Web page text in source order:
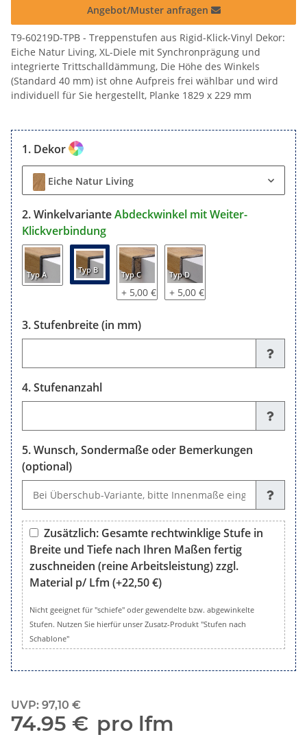
Angebot/Muster anfragen
T9-60219D-TPB - Treppenstufen aus Rigid-Klick-Vinyl Dekor:
Eiche Natur Living, XL-Diele mit Synchronprägung und
integrierte Trittschalldämmung, Die Höhe des Winkels
(Standard 40 mm) ist ohne Aufpreis frei wählbar und wird
individuell für Sie hergestellt, Planke 1829 x 229 mm
Dekor
Eiche Natur Living
WinkelvarianteAbdeckwinkel mit Weiter-
Klickverbindung
Typ A Typ B Typ C
+ 5,00 €
Typ D
+ 5,00 €
Stufenbreite (in mm)
Stufenanzahl
Wunsch, Sondermaße oder Bemerkungen
(optional)
Zusätzlich: Gesamte rechtwinklige Stufe in
Breite und Tiefe nach Ihren Maßen fertig
zuschneiden (reine Arbeitsleistung) zzgl.
Material p/ Lfm (+22,50 €)
Zusätzlich: Gesamte rechtwinklige Stufe in Breite und
Nicht geeignet für "schiefe" oder gewendelte bzw. abgewinkelte
Stufen. Nutzen Sie hierfür unser Zusatz-Produkt "Stufen nach
Schablone"
UVP: 97,10 €
74.95 € pro lfm